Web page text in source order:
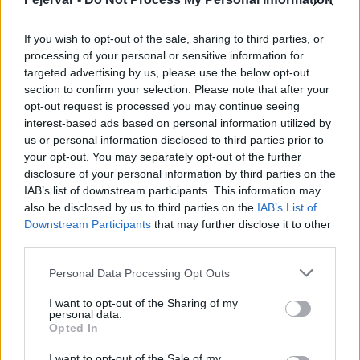
If you wish to opt-out of the sale, sharing to third parties, or
processing of your personal or sensitive information for
targeted advertising by us, please use the below opt-out
section to confirm your selection. Please note that after your
opt-out request is processed you may continue seeing
interest-based ads based on personal information utilized by
us or personal information disclosed to third parties prior to
your opt-out. You may separately opt-out of the further
disclosure of your personal information by third parties on the
IAB’s list of downstream participants. This information may
also be disclosed by us to third parties on the IAB’s List of
Downstream Participants that may further disclose it to other
Please note that this website/app uses one or more Google
not limited to your visit or usage behaviour. You may click to
grant or deny consent to Google and its third-party tags to
use your data for below specified purposes in below Google
consent section.
Personal Data Processing Opt Outs
I want to opt-out of the Sharing of my
personal data.
Opted In
kiadásában megjelent Középkori Romkert történetéről szóló
napjainkig ismerteti a Romkert sorsát.
Kiadvány született Fejér megye természetes
patikájáról
2020.11.18
Helyi hírek